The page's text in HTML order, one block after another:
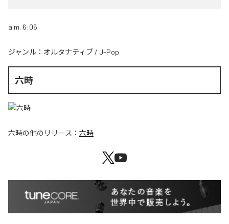
a.m. 6:06
ジャンル： オルタナティブ / J-Pop
六時
六時の他のリリース： 六時